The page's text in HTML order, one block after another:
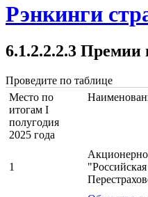
Рэнкинги
6.1.2.2.2.3 Премии
Проведите по таблице
Место по
итогам I
полугодия
2025 года
1